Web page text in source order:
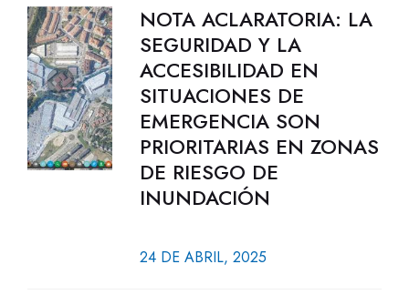
NOTA ACLARATORIA: LA
SEGURIDAD Y LA
ACCESIBILIDAD EN
SITUACIONES DE
EMERGENCIA SON
PRIORITARIAS EN ZONAS
DE RIESGO DE
INUNDACIÓN
24 DE ABRIL, 2025